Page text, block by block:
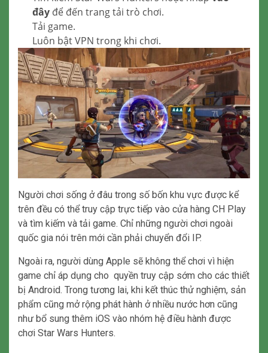
đây để đến trang tải trò chơi.
Tải game.
Luôn bật VPN trong khi chơi.
Người chơi sống ở đâu trong số bốn khu vực được kể
trên đều có thể truy cập trực tiếp vào cửa hàng CH Play
và tìm kiếm và tải game. Chỉ những người chơi ngoài
quốc gia nói trên mới cần phải chuyển đổi IP.
Ngoài ra, người dùng Apple sẽ không thể chơi vì hiện
game chỉ áp dụng cho quyền truy cập sớm cho các thiết
bị Android. Trong tương lai, khi kết thúc thử nghiệm, sản
phẩm cũng mở rộng phát hành ở nhiều nước hơn cũng
như bổ sung thêm iOS vào nhóm hệ điều hành được
chơi Star Wars Hunters.